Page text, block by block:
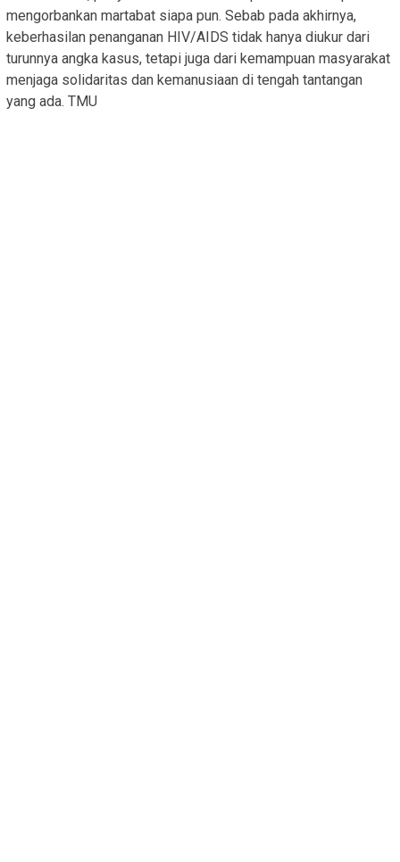
mengorbankan martabat siapa pun. Sebab pada akhirnya,
keberhasilan penanganan HIV/AIDS tidak hanya diukur dari
turunnya angka kasus, tetapi juga dari kemampuan masyarakat
menjaga solidaritas dan kemanusiaan di tengah tantangan
yang ada. TMU